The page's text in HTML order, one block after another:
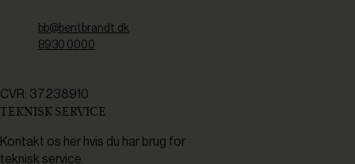
bb@bentbrandt.dk
8930 0000
CVR: 37238910
TEKNISK SERVICE
Kontakt os her hvis du har brug for
teknisk service.